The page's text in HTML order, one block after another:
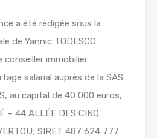
a été rédigée sous la
de Yannic TODESCO
immobilier
salarial auprès de la SAS
au capital de 40 000 euros,
– 44 ALLÉE DES CINQ
SIRET 487 624 777